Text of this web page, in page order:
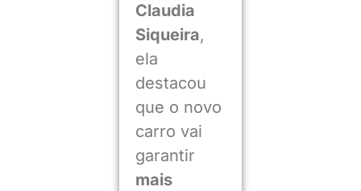
Claudia
Siqueira,
ela
destacou
que o novo
carro vai
garantir
mais